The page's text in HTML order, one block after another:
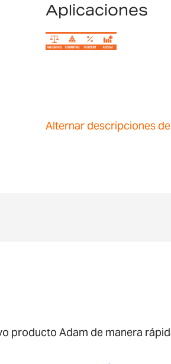
Aplicaciones
Alternar descripciones
producto Adam de manera